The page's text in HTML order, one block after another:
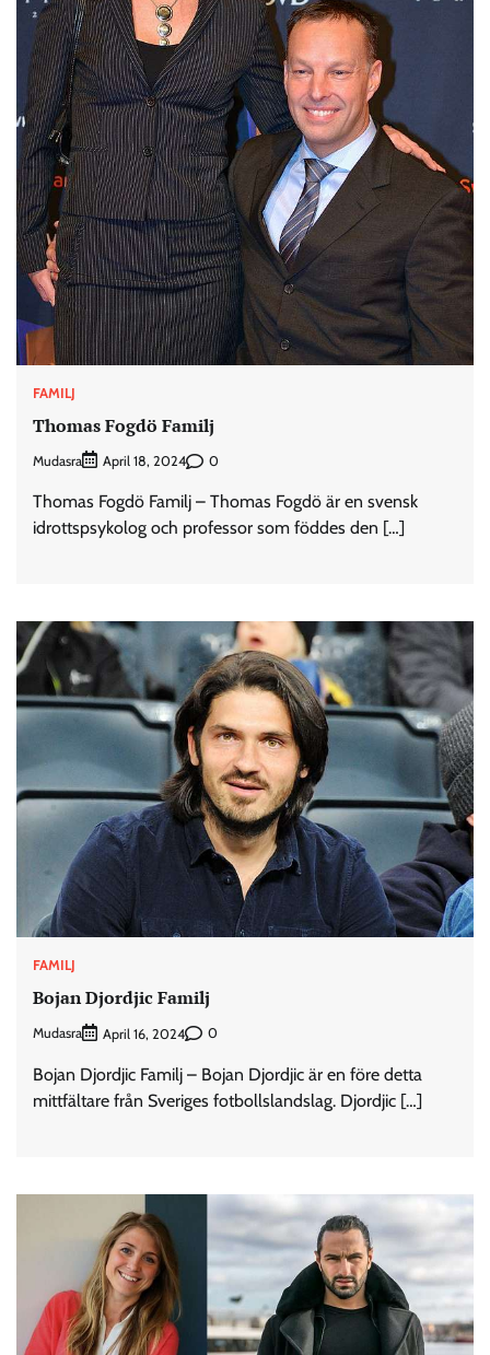
FAMILJ
Thomas Fogdö Familj
Mudasra April 18, 2024 0
Thomas Fogdö Familj – Thomas Fogdö är en svensk
idrottspsykolog och professor som föddes den […]
FAMILJ
Bojan Djordjic Familj
Mudasra April 16, 2024 0
Bojan Djordjic Familj – Bojan Djordjic är en före detta
mittfältare från Sveriges fotbollslandslag. Djordjic […]